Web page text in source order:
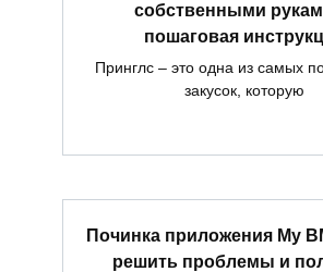
собственными
пошаговая
Принглс – это одна из самых
закусок, которую
Починка приложения My
решить проблемы и